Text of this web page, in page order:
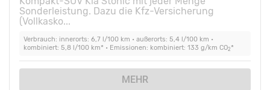
Sonderleistung. Dazu die Kfz-Versicherung
(Vollkasko...
Verbrauch: innerorts: 6,7 l/100 km • außerorts: 5,4 l/100 km •
kombiniert: 5,8 l/100 km* • Emissionen: kombiniert: 133 g/km CO2*
MEHR